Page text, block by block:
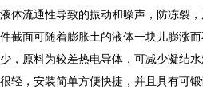
液体流通性导致的振动和噪声，防冻裂
件截面可随着膨胀土的液体一块儿膨涨
少，原料为较差热电导体，可减少凝结水
很轻，安装简单方便快捷，并且具有可